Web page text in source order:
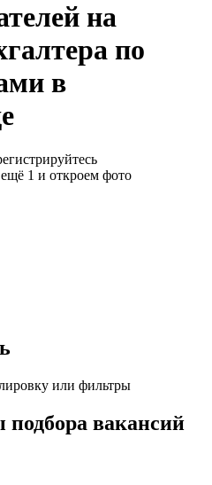
на
по
в
1 и откроем фото
или фильтры
вакансий